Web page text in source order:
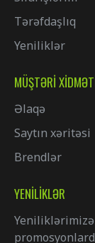
Tərəfdaşlıq
Yeniliklər
MÜŞTƏRI
Əlaqə
Saytın xəritəsi
Brendlər
YENILIKLƏR